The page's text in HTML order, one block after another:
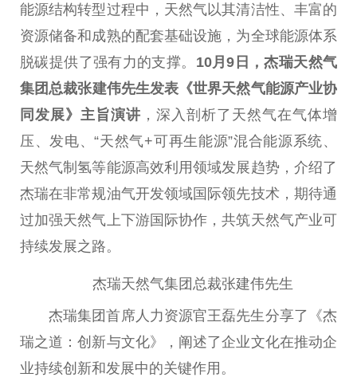
能源结构转型过程中，天然气以其清洁性、丰富的
资源储备和成熟的配套基础设施，为全球能源体系
脱碳提供了强有力的支撑。 10月9日，杰瑞天然气
集团 总裁张建伟先生发表《世界天然气能源产业协
同发展》主旨演讲 ，深入剖析了天然气在气体增
压、发电、“天然气+可再生能源”混合能源系统、
天然气制氢等能源高效利用领域发展趋势，介绍了
杰瑞在非常规油气开发领域国际领先技术，期待通
过加强天然气上下游国际协作，共筑天然气产业可
持续发展之路。
杰瑞天然气集团 总裁张建伟先生
杰瑞集团首席人力资源官王磊先生分享了《杰
瑞之道：创新与文化》，阐述了企业文化在推动企
业持续创新和发展中的关键作用。